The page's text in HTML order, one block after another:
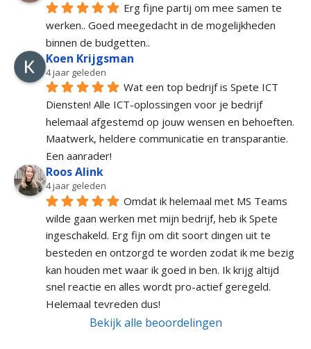
Erg fijne partij om mee samen te
werken.. Goed meegedacht in de mogelijkheden
binnen de budgetten..
Koen Krijgsman
4 jaar geleden
Wat een top bedrijf is Spete ICT
Diensten! Alle ICT-oplossingen voor je bedrijf
helemaal afgestemd op jouw wensen en behoeften.
Maatwerk, heldere communicatie en transparantie.
Een aanrader!
Roos Alink
4 jaar geleden
Omdat ik helemaal met MS Teams
wilde gaan werken met mijn bedrijf, heb ik Spete
ingeschakeld. Erg fijn om dit soort dingen uit te
besteden en ontzorgd te worden zodat ik me bezig
kan houden met waar ik goed in ben. Ik krijg altijd
snel reactie en alles wordt pro-actief geregeld.
Helemaal tevreden dus!
Bekijk alle beoordelingen